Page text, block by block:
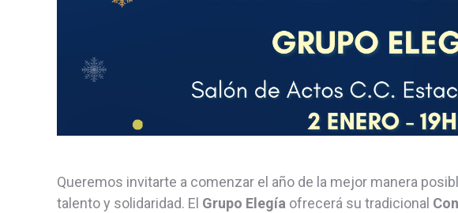
Queremos invitarte a comenzar el año de la mejor manera
talento y solidaridad. El Grupo Elegía ofrecerá su tradicional